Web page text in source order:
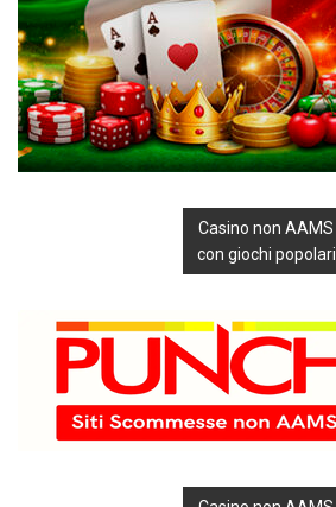
Casino non AAMS
con giochi popolari